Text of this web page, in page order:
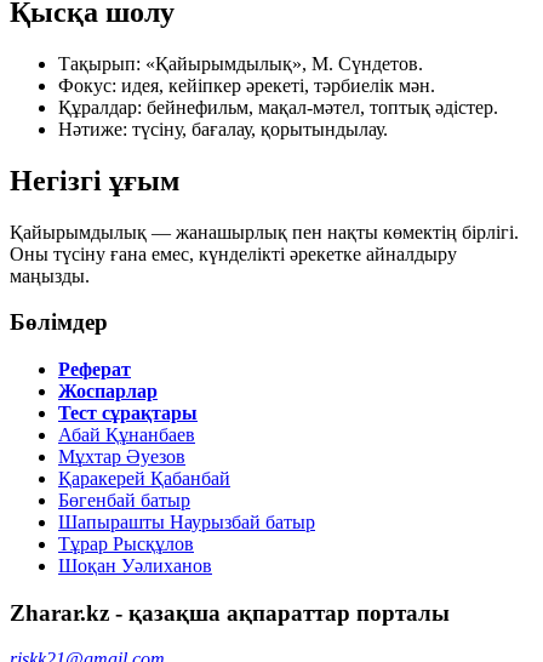
Қысқа шолу
Тақырып: «Қайырымдылық», М. Сүндетов.
Фокус: идея, кейіпкер әрекеті, тәрбиелік мән.
Құралдар: бейнефильм, мақал-мәтел, топтық әдістер.
Нәтиже: түсіну, бағалау, қорытындылау.
Негізгі ұғым
Қайырымдылық — жанашырлық пен нақты көмектің бірлігі.
Оны түсіну ғана емес, күнделікті әрекетке айналдыру
маңызды.
Бөлімдер
Реферат
Жоспарлар
Тест сұрақтары
Абай Құнанбаев
Мұхтар Әуезов
Қаракерей Қабанбай
Бөгенбай батыр
Шапырашты Наурызбай батыр
Тұрар Рысқұлов
Шоқан Уәлиханов
Zharar.kz - қазақша ақпараттар порталы